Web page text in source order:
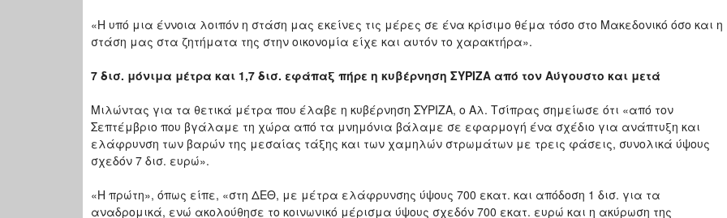
«Η υπό μια έννοια λοιπόν η στάση μας εκείνες τις μέρες σε ένα κρίσιμο θέμα τόσο στο Μακεδονικό όσο και η
στάση μας στα ζητήματα της στην οικονομία είχε και αυτόν το χαρακτήρα».
7 δισ. μόνιμα μέτρα και 1,7 δισ. εφάπαξ πήρε η κυβέρνηση ΣΥΡΙΖΑ από τον Αύγουστο και μετά
Μιλώντας για τα θετικά μέτρα που έλαβε η κυβέρνηση ΣΥΡΙΖΑ, ο Αλ. Τσίπρας σημείωσε ότι «από τον
Σεπτέμβριο που βγάλαμε τη χώρα από τα μνημόνια βάλαμε σε εφαρμογή ένα σχέδιο για ανάπτυξη και
ελάφρυνση των βαρών της μεσαίας τάξης και των χαμηλών στρωμάτων με τρεις φάσεις, συνολικά ύψους
σχεδόν 7 δισ. ευρώ».
«Η πρώτη», όπως είπε, «στη ΔΕΘ, με μέτρα ελάφρυνσης ύψους 700 εκατ. και απόδοση 1 δισ. για τα
αναδρομικά, ενώ ακολούθησε το κοινωνικό μέρισμα ύψους σχεδόν 700 εκατ. ευρώ και η ακύρωση της